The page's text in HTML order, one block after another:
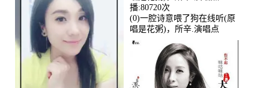
(0)一腔诗意喂了狗在线听(原
唱是花粥)，所辛.演唱点
播:80720次